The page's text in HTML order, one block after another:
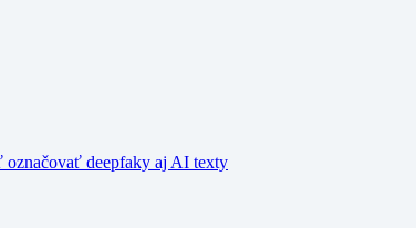
označovať deepfaky aj AI texty